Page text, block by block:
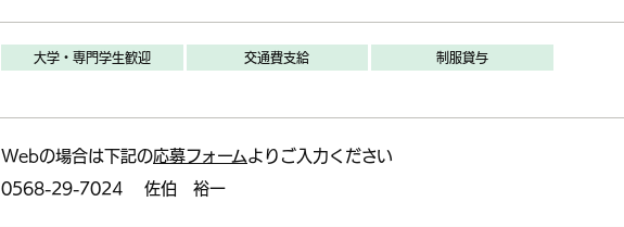
大学・専門学生歓迎 交通費支給 制服貸与
Webの場合は下記の応募フォームよりご入力ください
0568-29-7024
佐伯 裕一